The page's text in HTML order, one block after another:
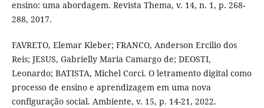
ensino: uma abordagem. Revista Thema, v. 14, n. 1, p. 268-
288, 2017.
FAVRETO, Elemar Kleber; FRANCO, Anderson Ercilio dos
Reis; JESUS, Gabrielly Maria Camargo de; DEOSTI,
Leonardo; BATISTA, Michel Corci. O letramento digital como
processo de ensino e aprendizagem em uma nova
configuração social. Ambiente, v. 15, p. 14-21, 2022.